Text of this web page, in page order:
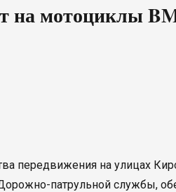
на мотоциклы
передвижения на улицах
патрульной службы,